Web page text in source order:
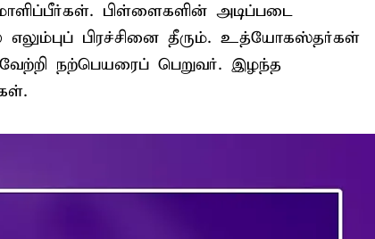
பிள்ளைகளின் அடிப்படை
பிரச்சினை தீரும். உத்யோகஸ்தர்கள்
நற்பெயரைப் பெறுவர். இழந்த